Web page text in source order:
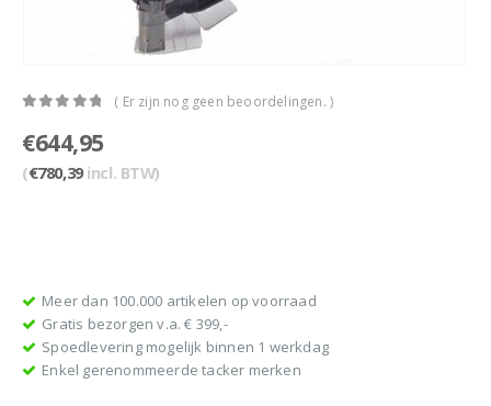
( Er zijn nog geen beoordelingen. )
€644,95
(€780,39incl. BTW)
Meer dan 100.000 artikelen op voorraad
Gratis bezorgen v.a. € 399,-
Spoedlevering mogelijk binnen 1 werkdag
Enkel gerenommeerde tacker merken